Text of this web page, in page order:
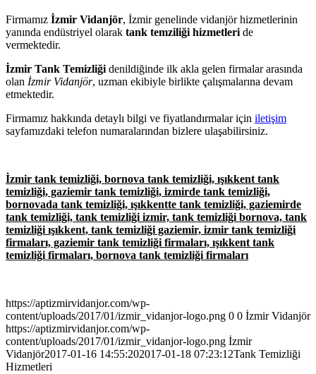
Firmamız İzmir Vidanjör, İzmir genelinde vidanjör hizmetlerinin
yanında endüstriyel olarak tank temziliği hizmetleri de
vermektedir.
İzmir Tank Temizliği denildiğinde ilk akla gelen firmalar arasında
olan İzmir Vidanjör, uzman ekibiyle birlikte çalışmalarına devam
etmektedir.
Firmamız hakkında detaylı bilgi ve fiyatlandırmalar için iletişim
sayfamızdaki telefon numaralarından bizlere ulaşabilirsiniz.
İzmir tank temizliği, bornova tank temizliği, ışıkkent tank
temizliği, gaziemir tank temizliği, izmirde tank temizliği,
bornovada tank temizliği, ışıkkentte tank temizliği, gaziemirde
tank temizliği, tank temizliği izmir, tank temizliği bornova, tank
temizliği ışıkkent, tank temizliği gaziemir, izmir tank temizliği
firmaları, gaziemir tank temizliği firmaları, ışıkkent tank
temizliği firmaları, bornova tank temizliği firmaları
https://aptizmirvidanjor.com/wp-
content/uploads/2017/01/izmir_vidanjor-logo.png 0 0 İzmir Vidanjör
https://aptizmirvidanjor.com/wp-
content/uploads/2017/01/izmir_vidanjor-logo.png İzmir
Vidanjör2017-01-16 14:55:202017-01-18 07:23:12Tank Temizliği
Hizmetleri